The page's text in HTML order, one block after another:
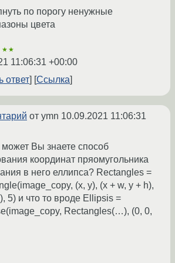
по порогу ненужные
цвета
11:06:31 +00:00
ответ
Ссылка
от ymn 10.09.2021 11:06:31
может Вы знаете способ
координат пряомугольника
в него еллипса? Rectangles =
(x, y), (x + w, y + h),
5) и что то вроде Ellipsis =
Rectangles(…), (0, 0,